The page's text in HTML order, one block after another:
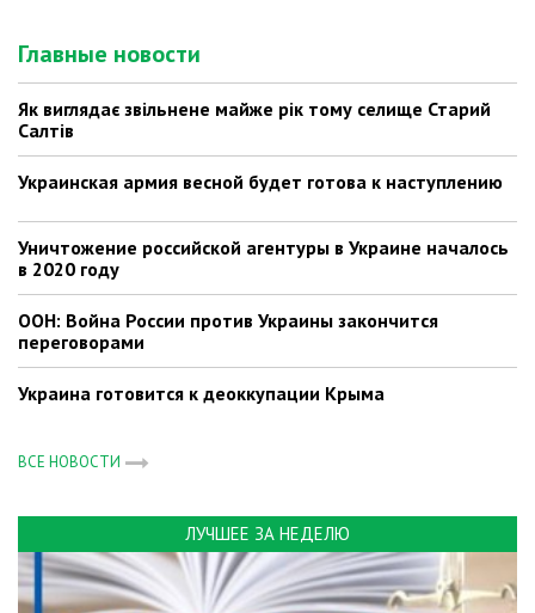
Главные новости
Як виглядає звільнене майже рік тому селище Старий
Салтів
Украинская армия весной будет готова к наступлению
Уничтожение российской агентуры в Украине началось
в 2020 году
ООН: Война России против Украины закончится
переговорами
Украина готовится к деоккупации Крыма
ВСЕ НОВОСТИ
ЛУЧШЕЕ ЗА НЕДЕЛЮ